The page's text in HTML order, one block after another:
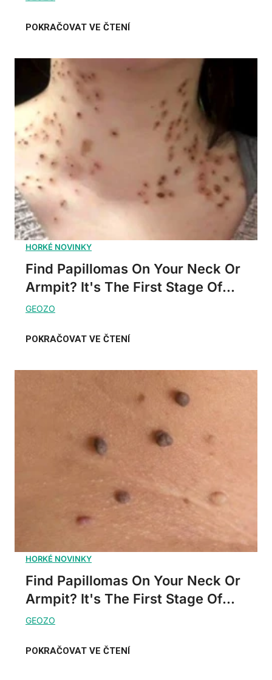
Find Papillomas On Your Neck Or
Armpit? It's The First Stage Of...
Find Papillomas On Your Neck Or
Armpit? It's The First Stage Of...